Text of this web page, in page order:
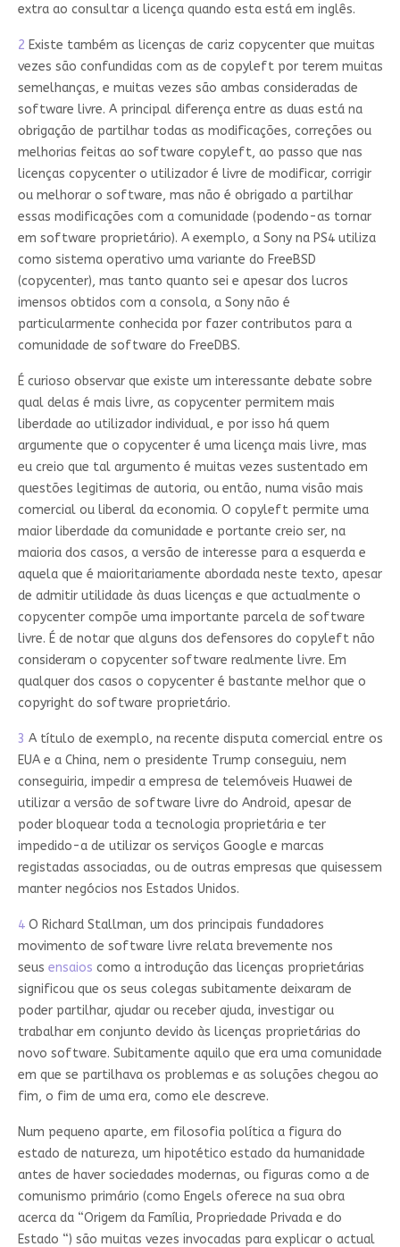
extra ao consultar a licença quando esta está em inglês.
2 Existe também as licenças de cariz copycenter que muitas
vezes são confundidas com as de copyleft por terem muitas
semelhanças, e muitas vezes são ambas consideradas de
software livre. A principal diferença entre as duas está na
obrigação de partilhar todas as modificações, correções ou
melhorias feitas ao software copyleft, ao passo que nas
licenças copycenter o utilizador é livre de modificar, corrigir
ou melhorar o software, mas não é obrigado a partilhar
essas modificações com a comunidade (podendo-as tornar
em software proprietário). A exemplo, a Sony na PS4 utiliza
como sistema operativo uma variante do FreeBSD
(copycenter), mas tanto quanto sei e apesar dos lucros
imensos obtidos com a consola, a Sony não é
particularmente conhecida por fazer contributos para a
comunidade de software do FreeDBS.
É curioso observar que existe um interessante debate sobre
qual delas é mais livre, as copycenter permitem mais
liberdade ao utilizador individual, e por isso há quem
argumente que o copycenter é uma licença mais livre, mas
eu creio que tal argumento é muitas vezes sustentado em
questões legitimas de autoria, ou então, numa visão mais
comercial ou liberal da economia. O copyleft permite uma
maior liberdade da comunidade e portante creio ser, na
maioria dos casos, a versão de interesse para a esquerda e
aquela que é maioritariamente abordada neste texto, apesar
de admitir utilidade às duas licenças e que actualmente o
copycenter compõe uma importante parcela de software
livre. É de notar que alguns dos defensores do copyleft não
consideram o copycenter software realmente livre. Em
qualquer dos casos o copycenter é bastante melhor que o
copyright do software proprietário.
3 A título de exemplo, na recente disputa comercial entre os
EUA e a China, nem o presidente Trump conseguiu, nem
conseguiria, impedir a empresa de telemóveis Huawei de
utilizar a versão de software livre do Android, apesar de
poder bloquear toda a tecnologia proprietária e ter
impedido-a de utilizar os serviços Google e marcas
registadas associadas, ou de outras empresas que quisessem
manter negócios nos Estados Unidos.
4O Richard Stallman, um dos principais fundadores
movimento de software livre relata brevemente nos
seus ensaios como a introdução das licenças proprietárias
significou que os seus colegas subitamente deixaram de
poder partilhar, ajudar ou receber ajuda, investigar ou
trabalhar em conjunto devido às licenças proprietárias do
novo software. Subitamente aquilo que era uma comunidade
em que se partilhava os problemas e as soluções chegou ao
fim, o fim de uma era, como ele descreve.
Num pequeno aparte, em filosofia política a figura do
estado de natureza, um hipotético estado da humanidade
antes de haver sociedades modernas, ou figuras como a de
comunismo primário (como Engels oferece na sua obra
acerca da “Origem da Família, Propriedade Privada e do
Estado “) são muitas vezes invocadas para explicar o actual